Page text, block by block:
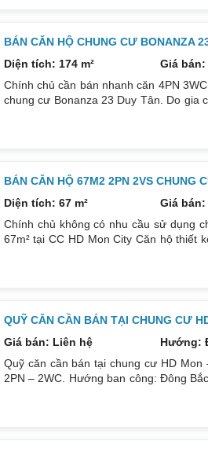
BÁN CĂN HỘ CHUNG CƯ BONANZA
Diện tích: 174 m²
Giá bán:
Chính chủ cần bán nhanh căn 4PN
chung cư Bonanza 23 Duy Tân. Do gia
BÁN CĂN HỘ 67M2 2PN 2VS CHUNG
Diện tích: 67 m²
Giá bán:
Chính chủ không có nhu cầu sử dụng
67m² tại CC HD Mon City Căn hộ thiết
QUỸ CĂN CẦN BÁN TẠI CHUNG CƯ
Giá bán: Liên hệ
Hướng:
Quỹ căn cần bán tại chung cư HD Mon
2PN – 2WC. Hướng ban công: Đông